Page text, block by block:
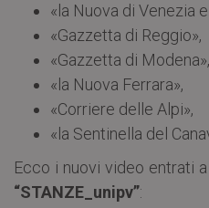
«la Nuova di Venezia
«Gazzetta di Reggio»,
«Gazzetta di Modena»,
«la Nuova Ferrara»,
«Corriere delle Alpi»,
«la Sentinella del
Ecco i nuovi video entrati
“STANZE_unipv”: